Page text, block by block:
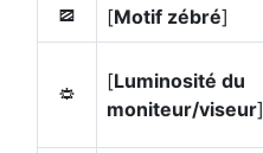
9 [Motif zébré]
3
[Luminosité du
moniteur/viseur]